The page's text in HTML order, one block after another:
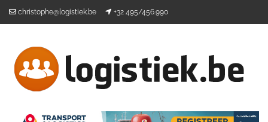
christophe@logistiek.be +32 495/456.990